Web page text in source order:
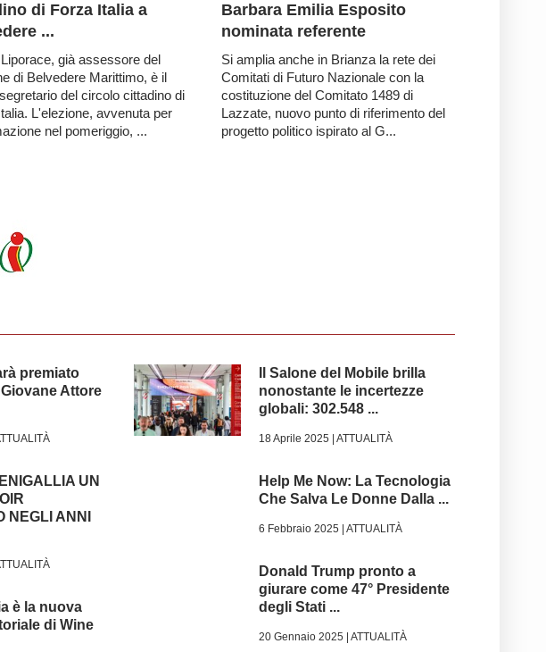
di Forza Italia a
...
già assessore del
di Belvedere Marittimo, è il
del circolo cittadino di
L'elezione, avvenuta per
nel pomeriggio, ...
Barbara Emilia Esposito
nominata referente
Si amplia anche in Brianza la rete dei
Comitati di Futuro Nazionale con la
costituzione del Comitato 1489 di
Lazzate, nuovo punto di riferimento del
progetto politico ispirato al G...
premiato
Attore
UN
NEGLI ANNI
è la nuova
di Wine
Il Salone del Mobile brilla
nonostante le incertezze
globali: 302.548 ...
18 Aprile 2025 | ATTUALITÀ
Help Me Now: La Tecnologia
Che Salva Le Donne Dalla ...
6 Febbraio 2025 | ATTUALITÀ
Donald Trump pronto a
giurare come 47° Presidente
degli Stati ...
20 Gennaio 2025 | ATTUALITÀ